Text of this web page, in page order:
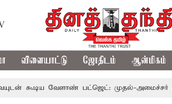
விளையாட்டு ஜோதிடம் ஆன்மிகம்
வேளாண் பட்ஜெட்: முதல்-அமைச்சர் விஜய்